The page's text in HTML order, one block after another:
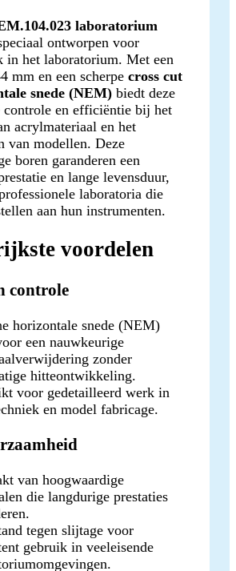
laboratorium
ontworpen voor
in het laboratorium. Met een
mm en een scherpe cross cut
snede (NEM) biedt deze
controle en efficiëntie bij het
acrylmateriaal en het
van modellen. Deze
boren garanderen een
en lange levensduur,
laboratoria die
aan hun instrumenten.
voordelen
controle
horizontale snede (NEM)
een nauwkeurige
zonder
hitteontwikkeling.
voor gedetailleerd werk in
en model fabricage.
van hoogwaardige
die langdurige prestaties
tegen slijtage voor
gebruik in veeleisende